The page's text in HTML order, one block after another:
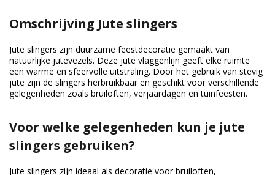
Omschrijving Jute slingers
Jute slingers zijn duurzame feestdecoratie gemaakt van
natuurlijke jutevezels. Deze jute vlaggenlijn geeft elke ruimte
een warme en sfeervolle uitstraling. Door het gebruik van stevig
jute zijn de slingers herbruikbaar en geschikt voor verschillende
gelegenheden zoals bruiloften, verjaardagen en tuinfeesten.
Voor welke gelegenheden kun je jute
slingers gebruiken?
Jute slingers zijn ideaal als decoratie voor bruiloften,